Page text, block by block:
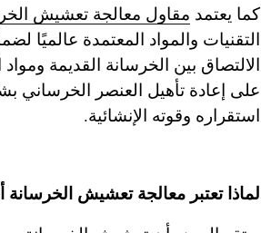
كما يعتمد مقاول معالجة تعشيش
التقنيات والمواد المعتمدة عالميًا
الالتصاق بين الخرسانة القديمة
على إعادة تأهيل العنصر الخرساني
استقراره وقوته الإنشائية.
لماذا تعتبر معالجة تعشيش الخرسانة